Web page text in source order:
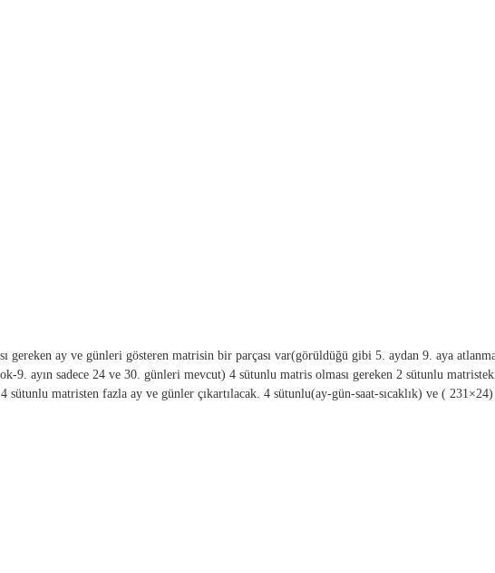
gereken ay ve günleri gösteren matrisin bir parçası var(görüldüğü gibi 5. aydan 9. aya
9. ayın sadece 24 ve 30. günleri mevcut) 4 sütunlu matris olması gereken 2 sütunlu
sütunlu matristen fazla ay ve günler çıkartılacak. 4 sütunlu(ay-gün-saat-sıcaklık) ve ( 231×24)